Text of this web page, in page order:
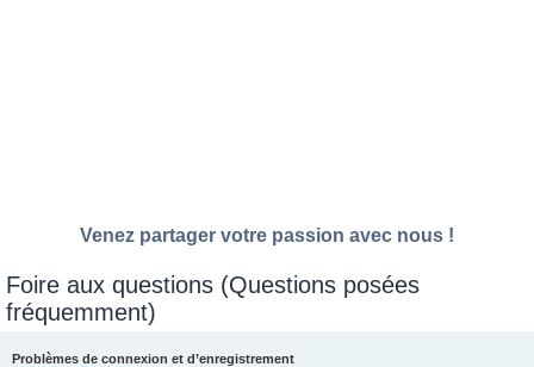
Venez partager votre passion avec nous !
Foire aux questions (Questions posées
fréquemment)
Problèmes de connexion et d’enregistrement